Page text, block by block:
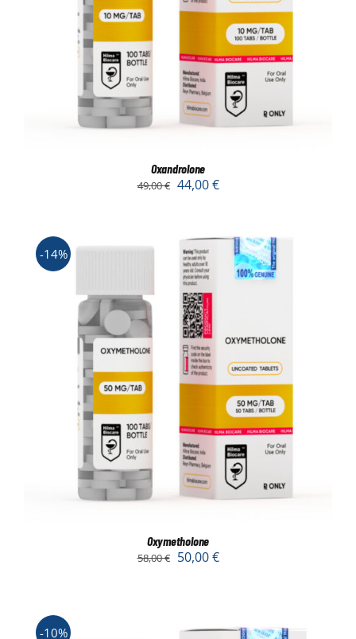
Oxandrolone
49,00€ 44,00€
-14%
Oxymetholone
58,00€ 50,00€
-10%